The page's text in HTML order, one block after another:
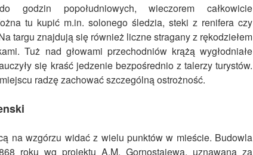
godzin popołudniowych, wieczorem całkowicie
tu kupić m.in. solonego śledzia, steki z renifera czy
targu znajdują się również liczne stragany z rękodziełem
Tuż nad głowami przechodniów krążą wygłodniałe
się kraść jedzenie bezpośrednio z talerzy turystów.
radzę zachować szczególną ostrożność.
na wzgórzu widać z wielu punktów w mieście. Budowla
roku wg projektu A.M. Gornostajewa, uznawana za